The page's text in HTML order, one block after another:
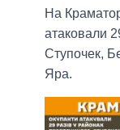
На
атаковали
Ступочек,
Яра.